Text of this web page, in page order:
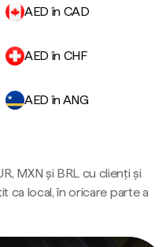
AED în CAD
AED în CHF
AED în ANG
MXN și BRL cu clienți și
ca local, în oricare parte a